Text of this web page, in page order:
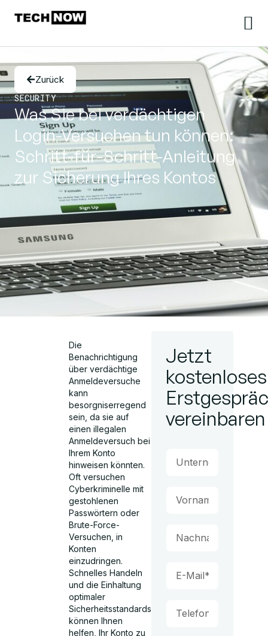
Zurück
SECURITY
Was Sie bei verdächtigen
Login-Versuchen tun können:
Schritt-für-Schritt-Anleitung
zur Sicherung Ihres Kontos
Die
Benachrichtigung
über verdächtige
Anmeldeversuche
kann
besorgniserregend
sein, da sie auf
einen illegalen
Anmeldeversuch bei
Ihrem Konto
hinweisen könnten.
Oft versuchen
Cyberkriminelle mit
gestohlenen
Passwörtern oder
Brute-Force-
Versuchen, in
Konten
einzudringen.
Schnelles Handeln
und die Einhaltung
optimaler
Sicherheitsstandards
können Ihnen
helfen, Ihr Konto zu
Jetzt
kostenloses
vereinbaren